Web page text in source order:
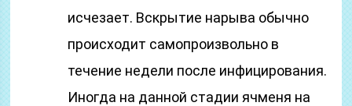
исчезает. Вскрытие нарыва обычно
происходит самопроизвольно в
течение недели после инфицирования.
Иногда на данной стадии ячменя на